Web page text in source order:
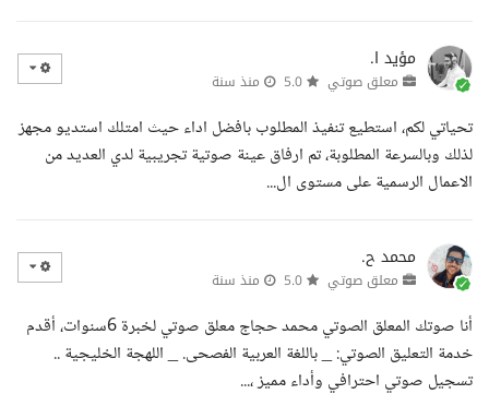
مؤيد ا.
معلق صوتي منذ سنة
تحياتي لكم، استطيع تنفيذ المطلوب بافضل اداء حيث امتلك استديو مجهز
لذلك وبالسرعة المطلوبة، تم ارفاق عينة صوتية تجريبية لدي العديد من
الاعمال الرسمية على مستوى ال...
محمد ح.
معلق صوتي منذ سنة
أنا صوتك المعلق الصوتي محمد حجاج معلق صوتي لخبرة 6سنوات، أقدم
خدمة التعليق الصوتي: _ باللغة العربية الفصحى. _ اللهجة الخليجية ..
تسجيل صوتي احترافي وأداء مميز ،...